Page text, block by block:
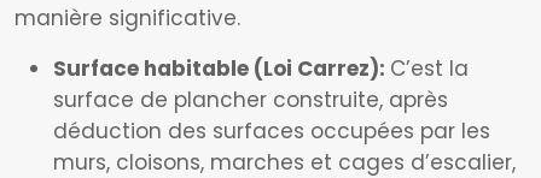
manière significative.
Surface habitable (Loi Carrez): C’est la
surface de plancher construite, après
déduction des surfaces occupées par les
murs, cloisons, marches et cages d’escalier,